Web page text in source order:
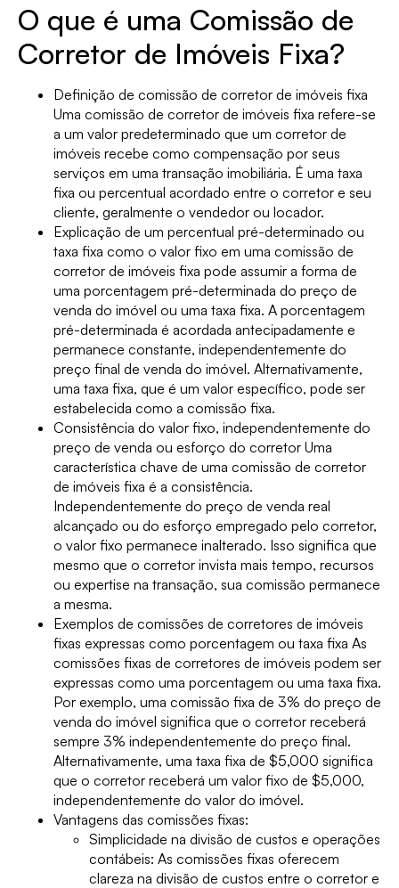
O que é uma Comissão de
Corretor de Imóveis Fixa?
Definição de comissão de corretor de imóveis fixa
Uma comissão de corretor de imóveis fixa refere-se
a um valor predeterminado que um corretor de
imóveis recebe como compensação por seus
serviços em uma transação imobiliária. É uma taxa
fixa ou percentual acordado entre o corretor e seu
cliente, geralmente o vendedor ou locador.
Explicação de um percentual pré-determinado ou
taxa fixa como o valor fixo em uma comissão de
corretor de imóveis fixa pode assumir a forma de
uma porcentagem pré-determinada do preço de
venda do imóvel ou uma taxa fixa. A porcentagem
pré-determinada é acordada antecipadamente e
permanece constante, independentemente do
preço final de venda do imóvel. Alternativamente,
uma taxa fixa, que é um valor específico, pode ser
estabelecida como a comissão fixa.
Consistência do valor fixo, independentemente do
preço de venda ou esforço do corretor Uma
característica chave de uma comissão de corretor
de imóveis fixa é a consistência.
Independentemente do preço de venda real
alcançado ou do esforço empregado pelo corretor,
o valor fixo permanece inalterado. Isso significa que
mesmo que o corretor invista mais tempo, recursos
ou expertise na transação, sua comissão permanece
a mesma.
Exemplos de comissões de corretores de imóveis
fixas expressas como porcentagem ou taxa fixa As
comissões fixas de corretores de imóveis podem ser
expressas como uma porcentagem ou uma taxa fixa.
Por exemplo, uma comissão fixa de 3% do preço de
venda do imóvel significa que o corretor receberá
sempre 3% independentemente do preço final.
Alternativamente, uma taxa fixa de $5,000 significa
que o corretor receberá um valor fixo de $5,000,
independentemente do valor do imóvel.
Vantagens das comissões fixas:
Simplicidade na divisão de custos e operações
contábeis: As comissões fixas oferecem
clareza na divisão de custos entre o corretor e